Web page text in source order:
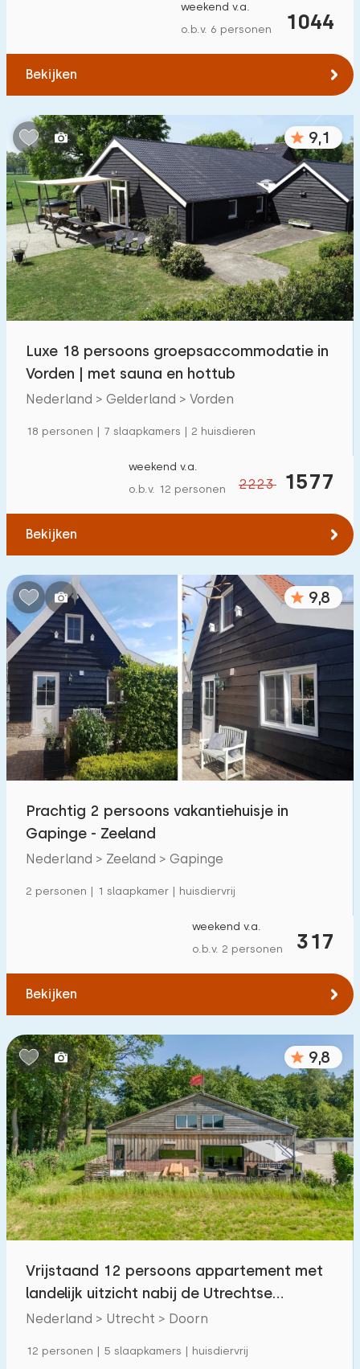
16
Kindvriendelijk
Kindermeubilair
Omheinde tuin 334
Speeltoestellen bij woning 379
Binnenzwembad 22
Buitenzwembad 13
Kinderanimatie 1
Kinderfaciliteiten op park 7
Toegankelijkheid
1044
weekend v.a.
o.b.v. 6 personen
Bekijken
9,1
Luxe 18 persoons groepsaccommodatie in
Vorden | met sauna en hottub
Nederland > Gelderland > Vorden
18 personen | 7 slaapkamers | 2 huisdieren
2223 1577
weekend v.a.
o.b.v. 12 personen
Bekijken
9,8
Prachtig 2 persoons vakantiehuisje in
Gapinge - Zeeland
Nederland > Zeeland > Gapinge
2 personen | 1 slaapkamer | huisdiervrij
317
weekend v.a.
o.b.v. 2 personen
Bekijken
9,8
Vrijstaand 12 persoons appartement met
landelijk uitzicht nabij de Utrechtse
Heuvelrug
Nederland > Utrecht > Doorn
12 personen | 5 slaapkamers | huisdiervrij